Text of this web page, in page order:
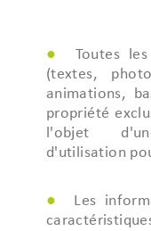
Toutes
(textes,
animations,
propriété
l'objet
d'utilisation
Les